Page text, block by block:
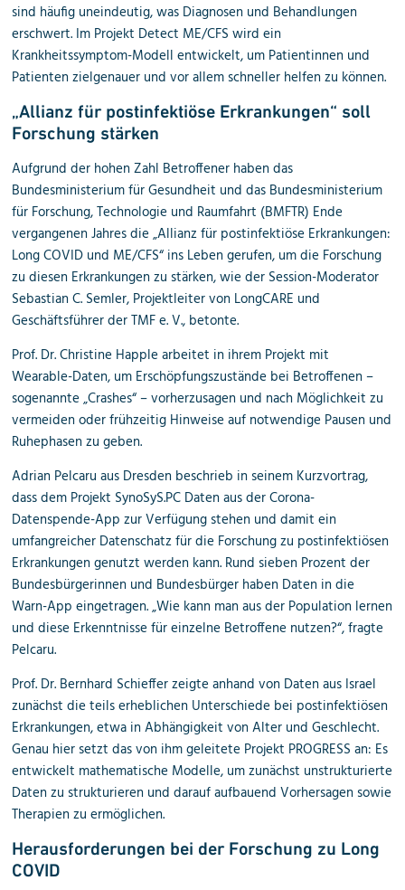
sind häufig uneindeutig, was Diagnosen und Behandlungen
erschwert. Im Projekt Detect ME/CFS wird ein
Krankheitssymptom-Modell entwickelt, um Patientinnen und
Patienten zielgenauer und vor allem schneller helfen zu können.
„Allianz für postinfektiöse Erkrankungen“ soll
Forschung stärken
Aufgrund der hohen Zahl Betroffener haben das
Bundesministerium für Gesundheit und das Bundesministerium
für Forschung, Technologie und Raumfahrt (BMFTR) Ende
vergangenen Jahres die „Allianz für postinfektiöse Erkrankungen:
Long COVID und ME/CFS“ ins Leben gerufen, um die Forschung
zu diesen Erkrankungen zu stärken, wie der Session-Moderator
Sebastian C. Semler, Projektleiter von LongCARE und
Geschäftsführer der TMF e. V., betonte.
Prof. Dr. Christine Happle arbeitet in ihrem Projekt mit
Wearable-Daten, um Erschöpfungszustände bei Betroffenen –
sogenannte „Crashes“ – vorherzusagen und nach Möglichkeit zu
vermeiden oder frühzeitig Hinweise auf notwendige Pausen und
Ruhephasen zu geben.
Adrian Pelcaru aus Dresden beschrieb in seinem Kurzvortrag,
dass dem Projekt SynoSyS.PC Daten aus der Corona-
Datenspende-App zur Verfügung stehen und damit ein
umfangreicher Datenschatz für die Forschung zu postinfektiösen
Erkrankungen genutzt werden kann. Rund sieben Prozent der
Bundesbürgerinnen und Bundesbürger haben Daten in die
Warn-App eingetragen. „Wie kann man aus der Population lernen
und diese Erkenntnisse für einzelne Betroffene nutzen?“, fragte
Pelcaru.
Prof. Dr. Bernhard Schieffer zeigte anhand von Daten aus Israel
zunächst die teils erheblichen Unterschiede bei postinfektiösen
Erkrankungen, etwa in Abhängigkeit von Alter und Geschlecht.
Genau hier setzt das von ihm geleitete Projekt PROGRESS an: Es
entwickelt mathematische Modelle, um zunächst unstrukturierte
Daten zu strukturieren und darauf aufbauend Vorhersagen sowie
Therapien zu ermöglichen.
Herausforderungen bei der Forschung zu Long
COVID